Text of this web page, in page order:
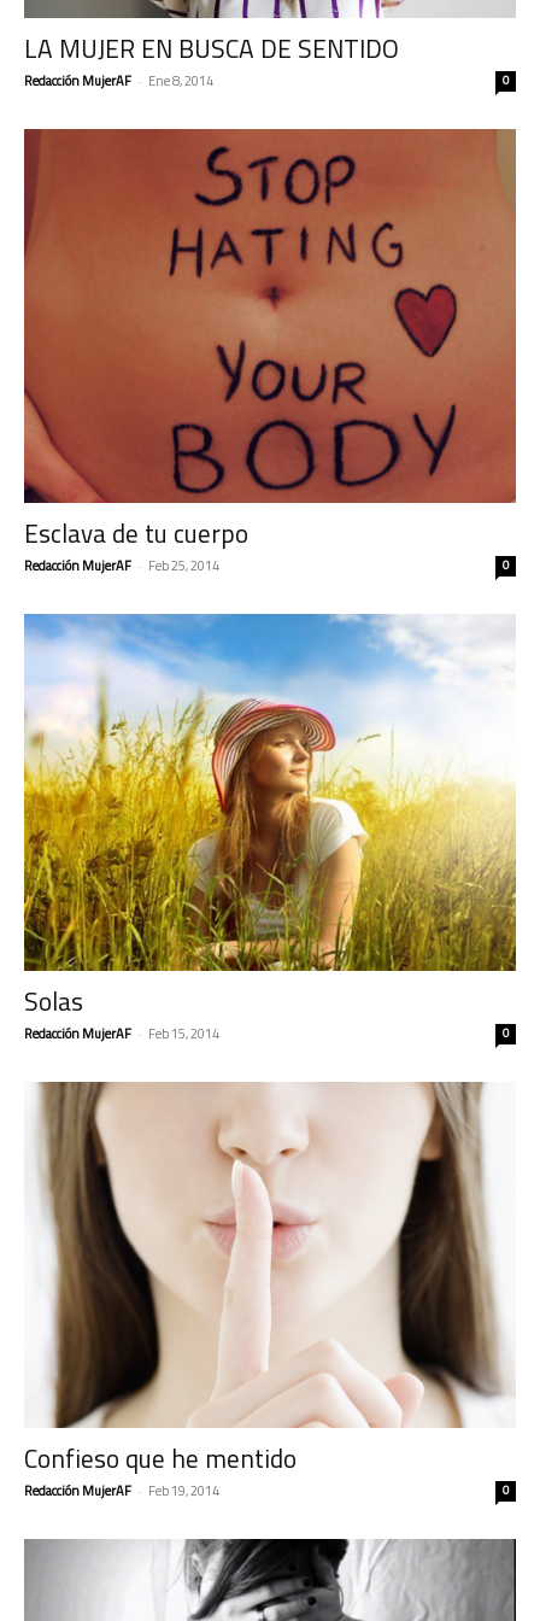
LA MUJER EN BUSCA DE SENTIDO
Redacción MujerAF - Ene 8, 2014 0
Esclava de tu cuerpo
Redacción MujerAF - Feb 25, 2014 0
Solas
Redacción MujerAF - Feb 15, 2014 0
Confieso que he mentido
Redacción MujerAF - Feb 19, 2014 0